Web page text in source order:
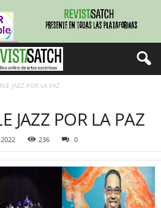
JAZZ POR LA PAZ
JAZZ POR LA PAZ
236 0